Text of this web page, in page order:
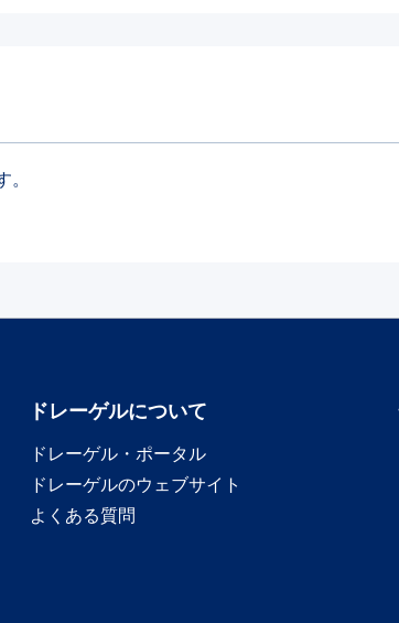
ドレーゲル​について
ドレーゲル​・ポータル
ドレーゲル​のウェブサイト
よくある質問